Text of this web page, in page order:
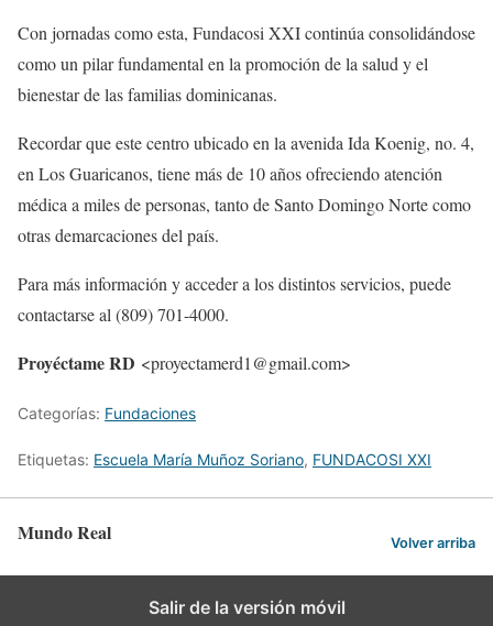
Con jornadas como esta, Fundacosi XXI continúa consolidándose
como un pilar fundamental en la promoción de la salud y el
bienestar de las familias dominicanas.
Recordar que este centro ubicado en la avenida Ida Koenig, no. 4,
en Los Guaricanos, tiene más de 10 años ofreciendo atención
médica a miles de personas, tanto de Santo Domingo Norte como
otras demarcaciones del país.
Para más información y acceder a los distintos servicios, puede
contactarse al (809) 701-4000.
Proyéctame RD <proyectamerd1@gmail.com>
Categorías: Fundaciones
Etiquetas: Escuela María Muñoz Soriano, FUNDACOSI XXI
Mundo Real Volver arriba
Salir de la versión móvil